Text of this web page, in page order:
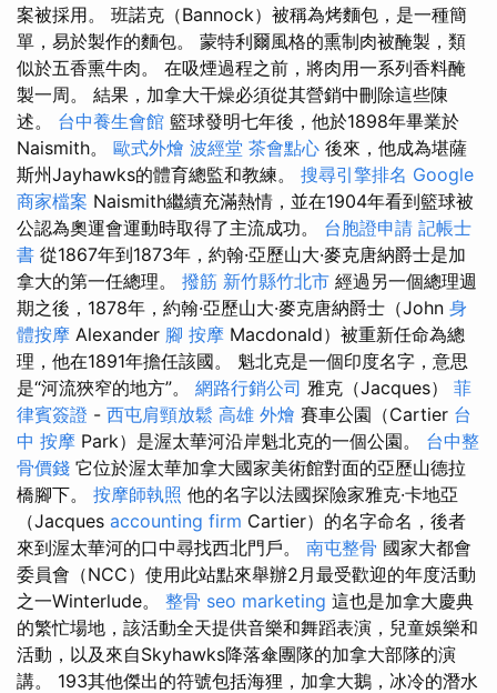
案被採用。 班諾克（Bannock）被稱為烤麵包，是一種簡
單，易於製作的麵包。 蒙特利爾風格的熏制肉被醃製，類
似於五香熏牛肉。 在吸煙過程之前，將肉用一系列香料醃
製一周。 結果，加拿大干燥必須從其營銷中刪除這些陳
述。 台中養生會館 籃球發明七年後，他於1898年畢業於
Naismith。 歐式外燴 波經堂 茶會點心 後來，他成為堪薩
斯州Jayhawks的體育總監和教練。 搜尋引擎排名 Google
商家檔案 Naismith繼續充滿熱情，並在1904年看到籃球被
公認為奧運會運動時取得了主流成功。 台胞證申請 記帳士
書 從1867年到1873年，約翰·亞歷山大·麥克唐納爵士是加
拿大的第一任總理。 撥筋 新竹縣竹北市 經過另一個總理週
期之後，1878年，約翰·亞歷山大·麥克唐納爵士（John 身
體按摩 Alexander 腳 按摩 Macdonald）被重新任命為總
理，他在1891年擔任該國。 魁北克是一個印度名字，意思
是“河流狹窄的地方”。 網路行銷公司 雅克（Jacques） 菲
律賓簽證 - 西屯肩頸放鬆 高雄 外燴 賽車公園（Cartier 台
中 按摩 Park）是渥太華河沿岸魁北克的一個公園。 台中整
骨價錢 它位於渥太華加拿大國家美術館對面的亞歷山德拉
橋腳下。 按摩師執照 他的名字以法國探險家雅克·卡地亞
（Jacques accounting firm Cartier）的名字命名，後者
來到渥太華河的口中尋找西北門戶。 南屯整骨 國家大都會
委員會（NCC）使用此站點來舉辦2月最受歡迎的年度活動
之一Winterlude。 整骨 seo marketing 這也是加拿大慶典
的繁忙場地，該活動全天提供音樂和舞蹈表演，兒童娛樂和
活動，以及來自Skyhawks降落傘團隊的加拿大部隊的演
講。 193其他傑出的符號包括海狸，加拿大鵝，冰冷的潛水